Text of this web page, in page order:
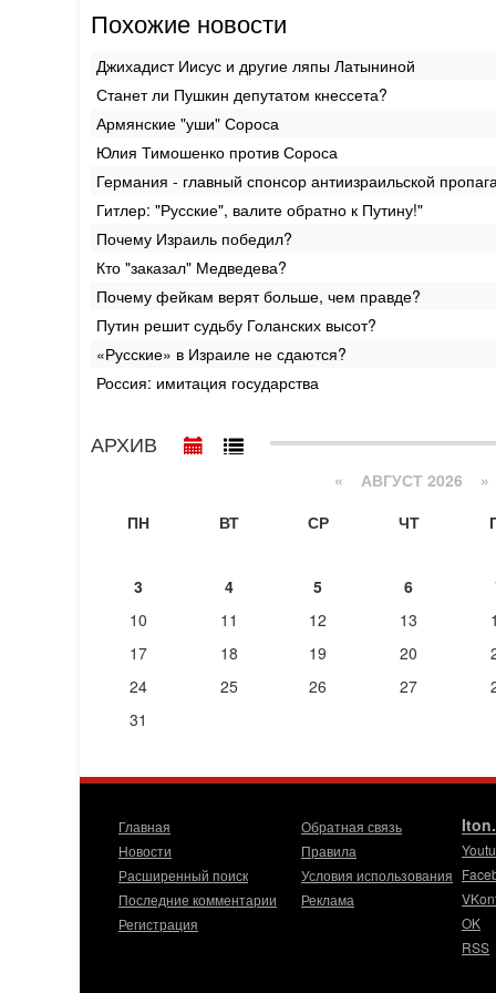
Похожие новости
Джихадист Иисус и другие ляпы Латыниной
Станет ли Пушкин депутатом кнессета?
Армянские "уши" Сороса
Юлия Тимошенко против Сороса
Германия - главный спонсор антиизраильской
Гитлер: "Русские", валите обратно к Путину!"
Почему Израиль победил?
Кто "заказал" Медведева?
Почему фейкам верят больше, чем правде?
Путин решит судьбу Голанских высот?
«Русские» в Израиле не сдаются?
Россия: имитация государства
АРХИВ
« АВГУСТ 2026 »
ПН
ВТ СР ЧТ
3
4 5 6
10
11 12 13
17
18 19 20
24
25 26 27
31
Главная
Новости
Расширенный поиск
Последние комментарии
Регистрация
Обратная связь
Правила
Условия использования
Реклама
OK
RSS